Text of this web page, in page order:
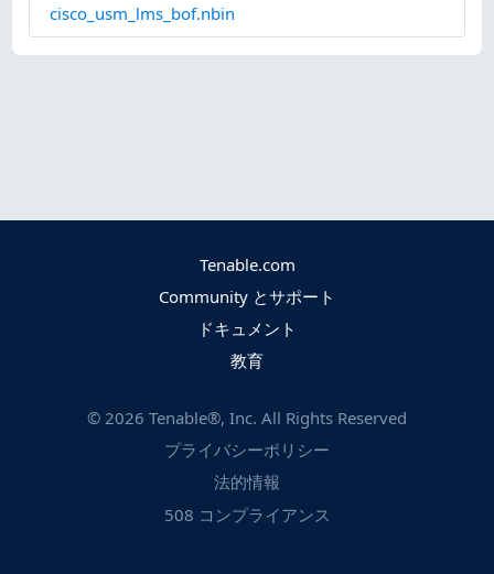
cisco_usm_lms_bof.nbin
Tenable.com
Community とサポート
ドキュメント
教育
© 2026 Tenable®, Inc. All Rights Reserved
プライバシーポリシー
法的情報
508 コンプライアンス